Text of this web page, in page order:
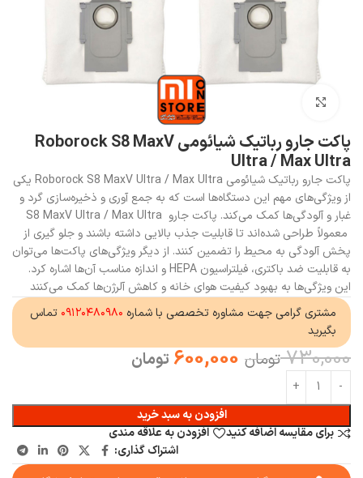
پاکت جارو رباتیک شیائومی Roborock S8 MaxV
Ultra / Max Ultra
پاکت جارو رباتیک شیائومی Roborock S8 MaxV Ultra / Max Ultra یکی
از ویژگی‌های مهم این دستگاه‌ها است که به جمع آوری و ذخیره‌سازی گرد و
غبار و آلودگی‌ها کمک می‌کند. پاکت جارو S8 MaxV Ultra / Max Ultra
معمولاً طراحی شده‌اند تا قابلیت جذب بالایی داشته باشند و جلو گیری از
پخش آلودگی به محیط را تضمین کنند. از دیگر ویژگی‌های پاکت‌ها می‌توان
به قابلیت ضد باکتری، فیلتراسیون HEPA و اندازه مناسب آن‌ها اشاره کرد.
این ویژگی‌ها به بهبود کیفیت هوای خانه و کاهش آلرژن‌ها کمک می‌کنند
مشتری گرامی جهت مشاوره تخصصی با شماره ۰۹۱۲۰۴۸۰۹۸۰ تماس
بگیرید
730,000 تومان 600,000 تومان
افزودن به سبد خرید
برای مقایسه اضافه کنید
افزودن به علاقه مندی
اشتراک گذاری: